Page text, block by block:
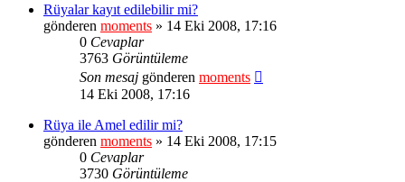
Rüyalar kayıt edilebilir mi?
gönderen moments » 14 Eki 2008, 17:16
0 Cevaplar
3763 Görüntüleme
Son mesaj gönderen moments
14 Eki 2008, 17:16
Rüya ile Amel edilir mi?
gönderen moments » 14 Eki 2008, 17:15
0 Cevaplar
3730 Görüntüleme